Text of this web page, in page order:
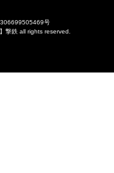
306699505469号
撃鉄 all rights reserved.